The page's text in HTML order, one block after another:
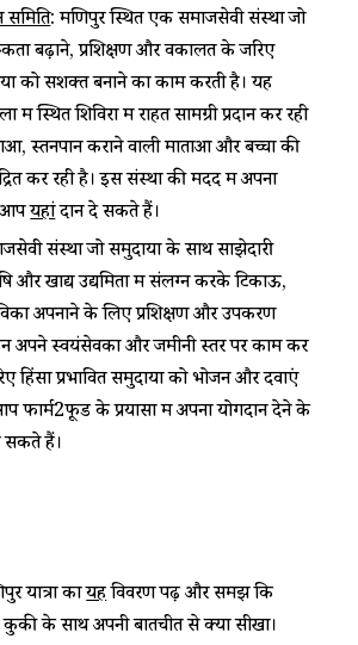
समिति: मणिपुर स्थित एक समाजसेवी संस्था जो
बढ़ाने, प्रशिक्षण और वकालत के जरिए
को सशक्त बनाने का काम करती है। यह
में स्थित शिविरों में राहत सामग्री प्रदान कर रही
स्तनपान कराने वाली माताओं और बच्चों की
कर रही है। इस संस्था की मदद में अपना
आपयहांदान दे सकते हैं।
संस्था जो समुदायों के साथ साझेदारी
और खाद्य उद्यमिता में संलग्न करके टिकाऊ,
अपनाने के लिए प्रशिक्षण और उपकरण
अपने स्वयंसेवकों और जमीनी स्तर पर काम कर
हिंसा प्रभावित समुदायों को भोजन और दवाएं
फार्म2फूड के प्रयासों में अपना योगदान देने के
हैं।
यात्रा कायहविवरण पढ़ें और समझें कि
के साथ अपनी बातचीत से क्या सीखा।